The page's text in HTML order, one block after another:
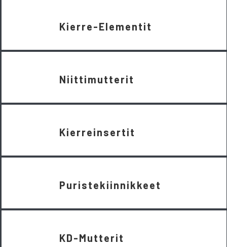
Kierre-Elementit
Niittimutterit
Kierreinsertit
Puristekiinnikkeet
KD-Mutterit